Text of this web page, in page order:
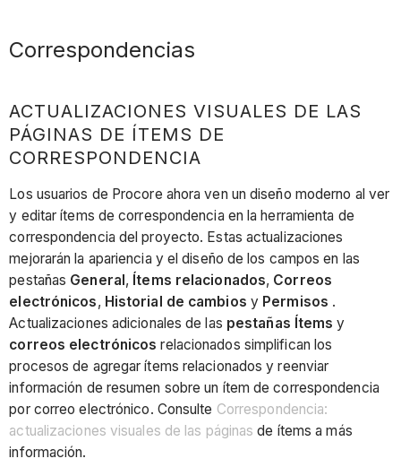
Correspondencias
ACTUALIZACIONES VISUALES DE LAS
PÁGINAS DE ÍTEMS DE
CORRESPONDENCIA
Los usuarios de Procore ahora ven un diseño moderno al ver
y editar ítems de correspondencia en la herramienta de
correspondencia del proyecto. Estas actualizaciones
mejorarán la apariencia y el diseño de los campos en las
pestañas General, Ítems relacionados, Correos
electrónicos, Historial de cambios y Permisos .
Actualizaciones adicionales de las pestañas Ítems y
correos electrónicos relacionados simplifican los
procesos de agregar ítems relacionados y reenviar
información de resumen sobre un ítem de correspondencia
por correo electrónico. Consulte Correspondencia:
actualizaciones visuales de las páginas de ítems a más
información.